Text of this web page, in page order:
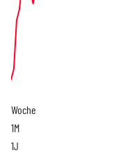
Woche
1M
1J